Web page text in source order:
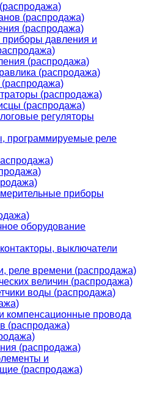
(распродажа)
(распродажа)
приборы давления и
(распродажа)
(распродажа)
(распродажа)
(распродажа)
(распродажа)
регуляторы
программируемые реле
приборы
оборудование
выключатели
реле времени (распродажа)
величин (распродажа)
воды (распродажа)
компенсационные провода
(распродажа)
(распродажа)
и
(распродажа)